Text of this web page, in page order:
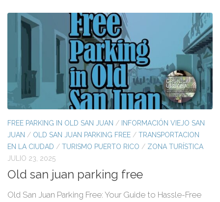
FREE PARKING IN OLD SAN JUAN / INFORMACIÓN VIEJO SAN
JUAN / OLD SAN JUAN PARKING FREE / TRANSPORTACION
EN LA CIUDAD / TURISMO PUERTO RICO / ZONA TURÍSTICA
JULIO 23, 2025
Old san juan parking free
Old San Juan Parking Free: Your Guide to Hassle-Free